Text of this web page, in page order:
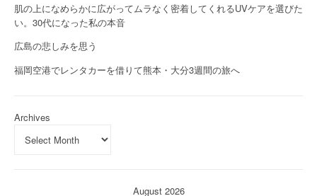
肌の上になめらかに広がってムラなく密着してくれるUVケアを選びた
い。30代になった私の本音
広島の悲しみを思う
福岡空港でレンタカーを借りて熊本・大分3週間の旅へ
Archives
August 2026